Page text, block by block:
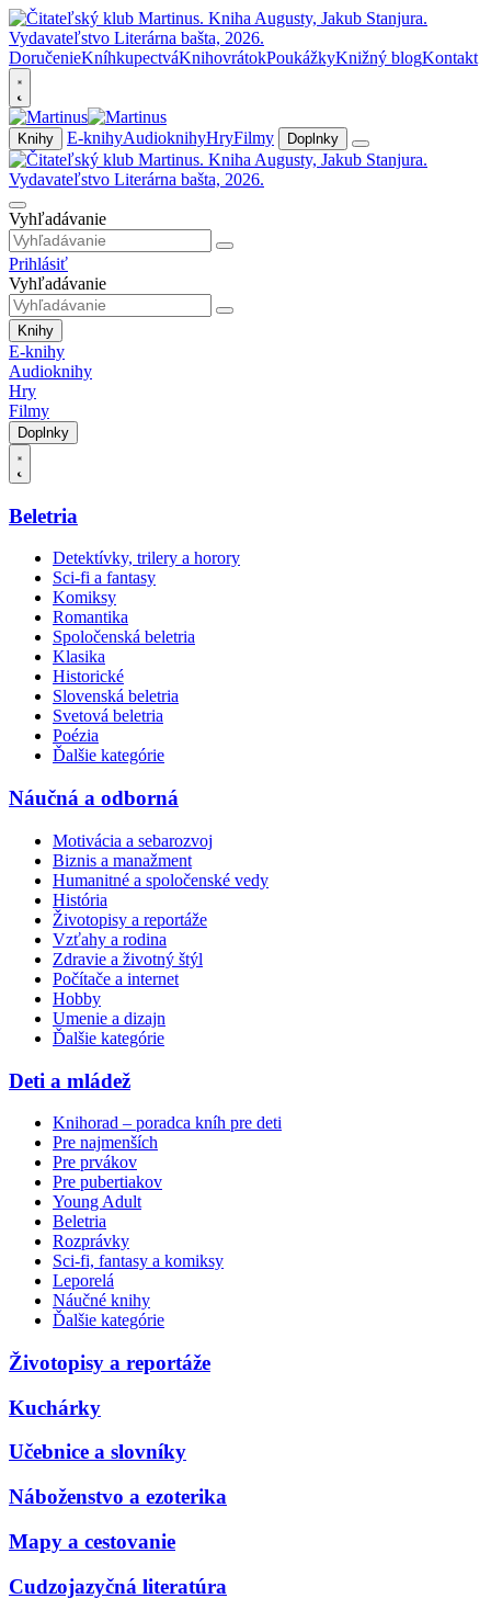
DoručenieKníhkupectváKnihovrátokPoukážkyKnižný blogKontakt
Knihy E-knihyAudioknihyHryFilmy Doplnky
Vyhľadávanie
Prihlásiť
Vyhľadávanie
Knihy
E-knihy
Audioknihy
Hry
Filmy
Doplnky
Beletria
Detektívky, trilery a horory
Sci-fi a fantasy
Komiksy
Romantika
Spoločenská beletria
Klasika
Historické
Slovenská beletria
Svetová beletria
Poézia
Ďalšie kategórie
Náučná a odborná
Motivácia a sebarozvoj
Biznis a manažment
Humanitné a spoločenské vedy
História
Životopisy a reportáže
Vzťahy a rodina
Zdravie a životný štýl
Počítače a internet
Hobby
Umenie a dizajn
Ďalšie kategórie
Deti a mládež
Knihorad – poradca kníh pre deti
Pre najmenších
Pre prvákov
Pre pubertiakov
Young Adult
Beletria
Rozprávky
Sci-fi, fantasy a komiksy
Leporelá
Náučné knihy
Ďalšie kategórie
Životopisy a reportáže
Kuchárky
Učebnice a slovníky
Náboženstvo a ezoterika
Mapy a cestovanie
Cudzojazyčná literatúra